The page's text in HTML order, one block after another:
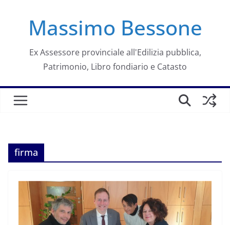
contenutoMassimo Bessone
Ex Assessore provinciale all'Edilizia pubblica,
Patrimonio, Libro fondiario e Catasto
firma